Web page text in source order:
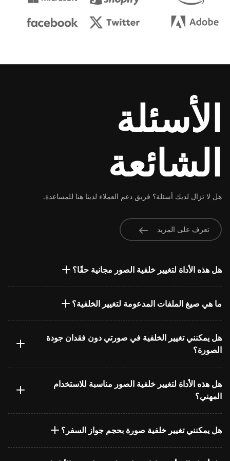
الأسئلة
الشائعة
هل لا تزال لديك أسئلة؟ فريق دعم العملاء لدينا هنا للمساعدة.
تعرف على المزيد
هل هذه الأداة لتغيير خلفية الصور مجانية حقًا؟
ما هي صيغ الملفات المدعومة لتغيير الخلفية؟
هل يمكنني تغيير الخلفية في صورتي دون فقدان جودة
الصورة؟
هل هذه الأداة لتغيير خلفية الصور مناسبة للاستخدام
المهني؟
هل يمكنني تغيير خلفية صورة بحجم جواز السفر؟